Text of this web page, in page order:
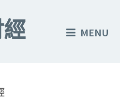
MENU